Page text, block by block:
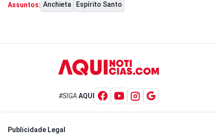
Assuntos: Anchieta Espírito Santo
#SIGA AQUI
Publicidade Legal